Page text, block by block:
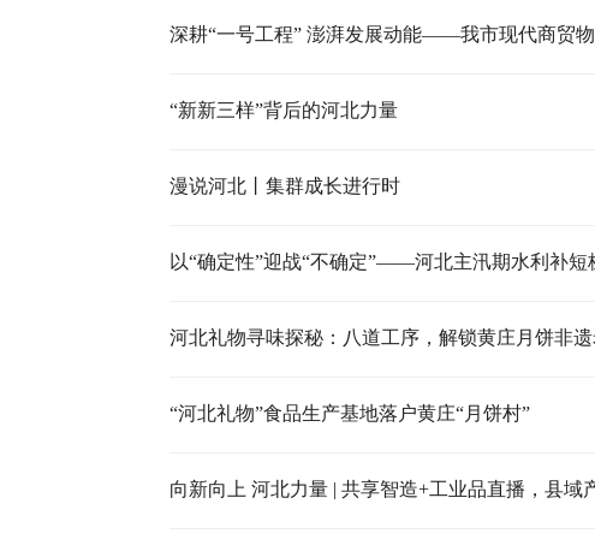
“新新三样”背后的河北力量
漫说河北丨集群成长进行时
以“确定性”迎战“不确定”——河北主汛期水利补短
河北礼物寻味探秘：八道工序，解锁黄庄月饼非
“河北礼物”食品生产基地落户黄庄“月饼村”